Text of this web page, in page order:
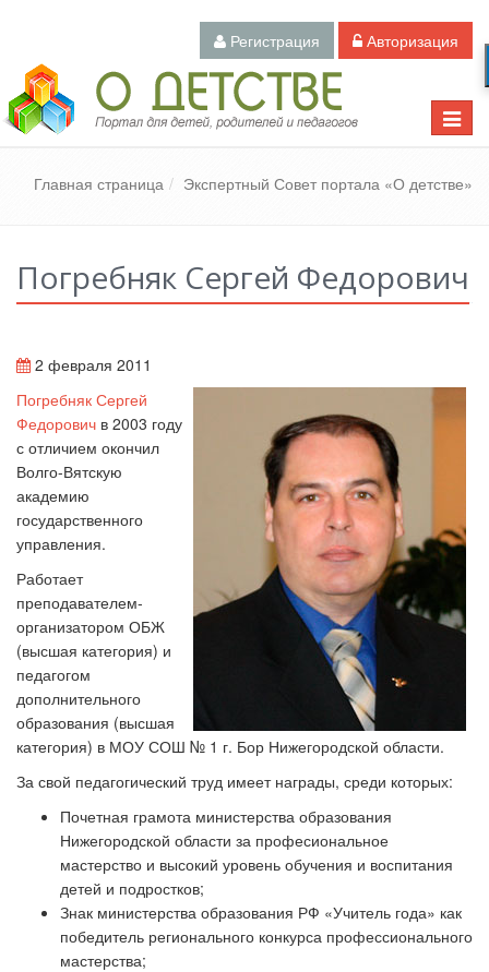
Регистрация Авторизация
Toggle
Педагогический портал «О детстве»
Главная страница Экспертный Совет портала «О детстве»
Погребняк Сергей Федорович
2 февраля 2011
Погребняк Сергей
Федорович в 2003 году
с отличием окончил
Волго-Вятскую
академию
государственного
управления.
Работает
преподавателем-
организатором ОБЖ
(высшая категория) и
педагогом
дополнительного
образования (высшая
категория) в МОУ СОШ № 1 г. Бор Нижегородской области.
За свой педагогический труд имеет награды, среди которых:
Почетная грамота министерства образования
Нижегородской области за професиональное
мастерство и высокий уровень обучения и воспитания
детей и подростков;
Знак министерства образования РФ «Учитель года» как
победитель регионального конкурса профессионального
мастерства;